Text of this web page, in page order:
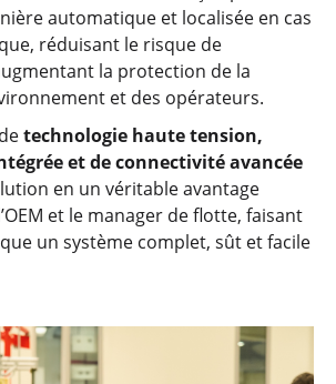
automatique et localisée en cas
réduisant le risque de
la protection de la
et des opérateurs.
technologie haute tension,
et de connectivité avancée
en un véritable avantage
et le manager de flotte, faisant
un système complet, sût et facile